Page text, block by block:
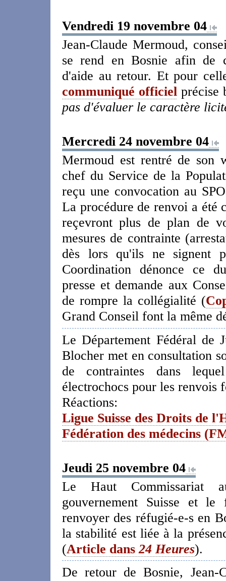
Vendredi 19 novembre 04
Jean-Claude Mermoud,
se rend en Bosnie afin de
d'aide au retour. Et pour
communiqué officiel précise
pas d'évaluer le caractère
Mercredi 24 novembre 04
Mermoud est rentré de son
chef du Service de la
reçu une convocation au
La procédure de renvoi a été
reçevront plus de plan de
mesures de contrainte
dès lors qu'ils ne signent
Coordination dénonce ce
presse et demande aux
de rompre la collégialité (
Grand Conseil font la même
Le Département Fédéral de
Blocher met en consultation
de contraintes dans
électrochocs pour les renvois
Réactions:
Ligue Suisse des Droits de
Fédération des médecins
Jeudi 25 novembre 04
Le Haut Commissariat
gouvernement Suisse et
renvoyer des réfugié-e-s en
la stabilité est liée à la
(Article dans 24 Heures).
De retour de Bosnie, Jean-